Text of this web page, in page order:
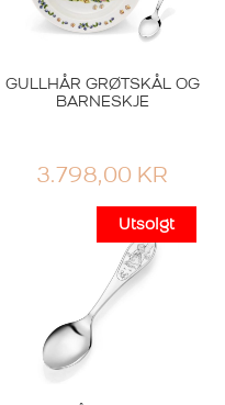
GULLHÅR GRØTSKÅL OG
BARNESKJE
3.798,00 KR